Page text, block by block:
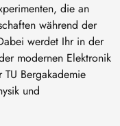
die an
während der
werdet Ihr in der
modernen Elektronik
Bergakademie
und